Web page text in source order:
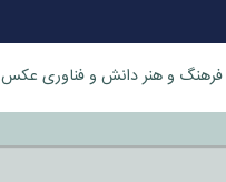
فرهنگ و هنردانش و فناوری عکس